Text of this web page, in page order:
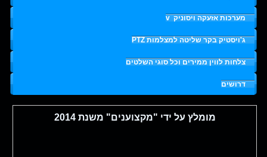
מערכות אזעקה ויסוניק v
ג'ויסטיק בקר שליטה למצלמות PTZ
צלחות לווין ממירים וכל סוגי השלטים
דרושים
מומלץ על ידי "מקצוענים" משנת 2014